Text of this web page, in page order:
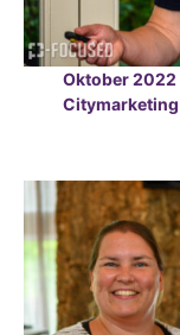
Oktober 2022